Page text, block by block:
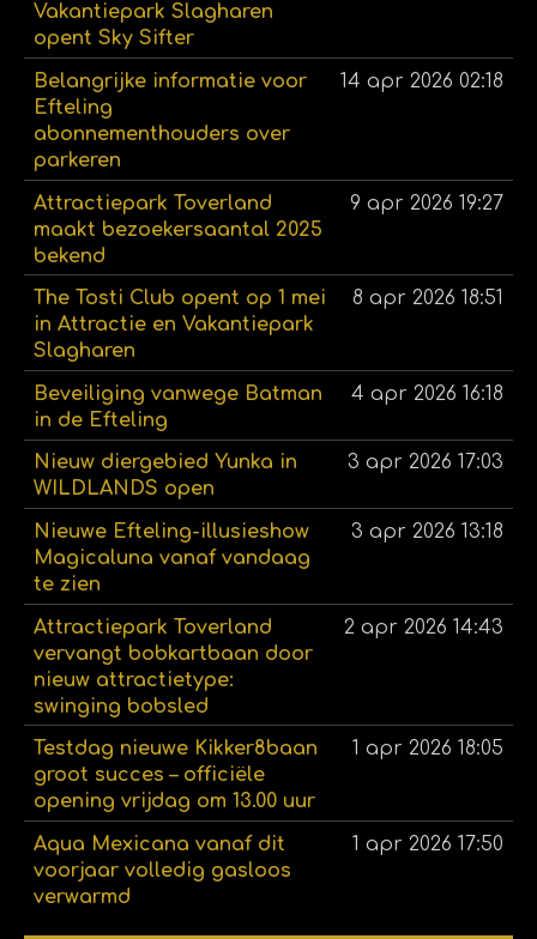
Vakantiepark Slagharen
opent Sky Sifter
Belangrijke informatie voor
Efteling
abonnementhouders over
parkeren
14 apr 2026 02:18
Attractiepark Toverland
maakt bezoekersaantal 2025
bekend
9 apr 2026 19:27
The Tosti Club opent op 1 mei
in Attractie en Vakantiepark
Slagharen
8 apr 2026 18:51
Beveiliging vanwege Batman
in de Efteling
4 apr 2026 16:18
Nieuw diergebied Yunka in
WILDLANDS open
3 apr 2026 17:03
Nieuwe Efteling-illusieshow
Magicaluna vanaf vandaag
te zien
3 apr 2026 13:18
Attractiepark Toverland
vervangt bobkartbaan door
nieuw attractietype:
swinging bobsled
2 apr 2026 14:43
Testdag nieuwe Kikker8baan
groot succes – officiële
opening vrijdag om 13.00 uur
1 apr 2026 18:05
Aqua Mexicana vanaf dit
voorjaar volledig gasloos
verwarmd
1 apr 2026 17:50